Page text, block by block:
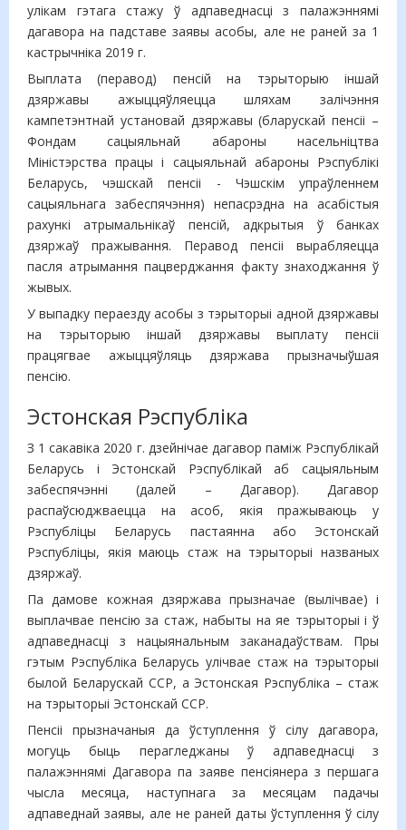
улікам гэтага стажу ў адпаведнасці з палажэннямі
дагавора на падставе заявы асобы, але не раней за 1
кастрычніка 2019 г.
Выплата (перавод) пенсій на тэрыторыю іншай
дзяржавы ажыццяўляецца шляхам залічэння
кампетэнтнай установай дзяржавы (бларускай пенсіі –
Фондам сацыяльнай абароны насельніцтва
Міністэрства працы і сацыяльнай абароны Рэспублікі
Беларусь, чэшскай пенсіі - Чэшскім упраўленнем
сацыяльнага забеспячэння) непасрэдна на асабістыя
рахункі атрымальнікаў пенсій, адкрытыя ў банках
дзяржаў пражывання. Перавод пенсіі вырабляецца
пасля атрымання пацверджання факту знаходжання ў
жывых.
У выпадку пераезду асобы з тэрыторыі адной дзяржавы
на тэрыторыю іншай дзяржавы выплату пенсіі
працягвае ажыццяўляць дзяржава прызначыўшая
пенсію.
Эстонская Рэспубліка
З 1 сакавіка 2020 г. дзейнічае дагавор паміж Рэспублікай
Беларусь і Эстонскай Рэспублікай аб сацыяльным
забеспячэнні (далей – Дагавор). Дагавор
распаўсюджваецца на асоб, якія пражываюць у
Рэспубліцы Беларусь пастаянна або Эстонскай
Рэспубліцы, якія маюць стаж на тэрыторыі названых
дзяржаў.
Па дамове кожная дзяржава прызначае (вылічвае) і
выплачвае пенсію за стаж, набыты на яе тэрыторыі і ў
адпаведнасці з нацыянальным заканадаўствам. Пры
гэтым Рэспубліка Беларусь улічвае стаж на тэрыторыі
былой Беларускай ССР, а Эстонская Рэспубліка – стаж
на тэрыторыі Эстонскай ССР.
Пенсіі прызначаныя да ўступлення ў сілу дагавора,
могуць быць перагледжаны ў адпаведнасці з
палажэннямі Дагавора па заяве пенсіянера з першага
чысла месяца, наступнага за месяцам падачы
адпаведнай заявы, але не раней даты ўступлення ў сілу